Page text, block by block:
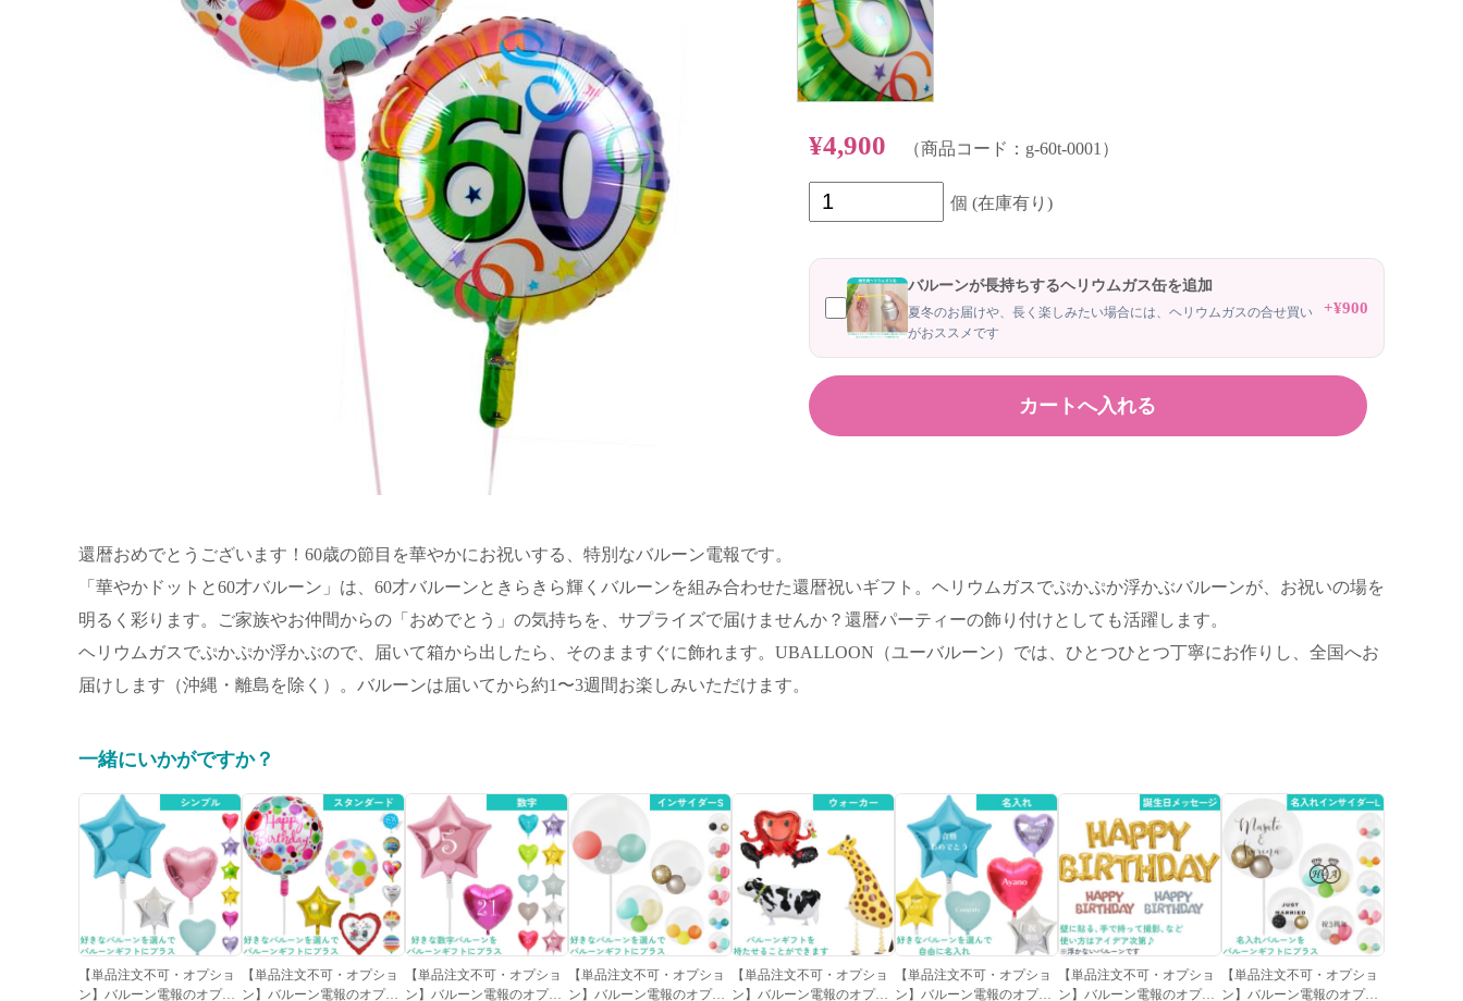
¥4,900 （商品コード：g-60t-0001）
個 (在庫有り)
バルーンが長持ちするヘリウムガス缶を追加
夏冬のお届けや、長く楽しみたい場合には、ヘリウムガスの合せ買い
がおススメです
+¥900
還暦おめでとうございます！60歳の節目を華やかにお祝いする、特別なバルーン電報です。
「華やかドットと60才バルーン」は、60才バルーンときらきら輝くバルーンを組み合わせた還暦祝いギフト。ヘリウムガスでぷかぷか浮かぶバルーンが、お祝いの場を
明るく彩ります。ご家族やお仲間からの「おめでとう」の気持ちを、サプライズで届けませんか？還暦パーティーの飾り付けとしても活躍します。
ヘリウムガスでぷかぷか浮かぶので、届いて箱から出したら、そのまますぐに飾れます。UBALLOON（ユーバルーン）では、ひとつひとつ丁寧にお作りし、全国へお
届けします（沖縄・離島を除く）。バルーンは届いてから約1〜3週間お楽しみいただけます。
一緒にいかがですか？
【単品注文不可・オプショ
ン】バルーン電報のオプシ
【単品注文不可・オプショ
ン】バルーン電報のオプシ
【単品注文不可・オプショ
ン】バルーン電報のオプシ
【単品注文不可・オプショ
ン】バルーン電報のオプシ
【単品注文不可・オプショ
ン】バルーン電報のオプシ
【単品注文不可・オプショ
ン】バルーン電報のオプシ
【単品注文不可・オプショ
ン】バルーン電報のオプシ
【単品注文不可・オプショ
ン】バルーン電報のオプシ